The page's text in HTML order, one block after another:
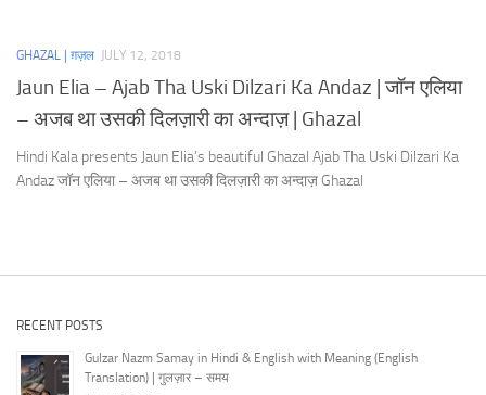
GHAZAL | ग़ज़ल JULY 12, 2018
Jaun Elia – Ajab Tha Uski Dilzari Ka Andaz | जॉन एलिया
– अजब था उसकी दिलज़ारी का अन्दाज़ | Ghazal
Hindi Kala presents Jaun Elia’s beautiful Ghazal Ajab Tha Uski Dilzari Ka
Andaz जॉन एलिया – अजब था उसकी दिलज़ारी का अन्दाज़ Ghazal
RECENT POSTS
Gulzar Nazm Samay in Hindi & English with Meaning (English
Translation) | गुलज़ार – समय